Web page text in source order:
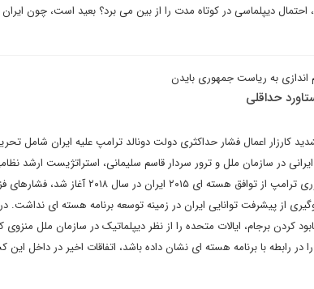
دیپلماسی در کوتاه مدت را از بین می برد؟ بعید است، چون
به ریاست جمهوری بایدن
حداقلی
مشخصه سال ۲۰۲۰ تشدید کارزار اعمال فشار حداکثری دولت دونالد ترامپ علیه ایران شامل
در سازمان ملل و ترور سردار قاسم سلیمانی، استراتژیست ارشد
کارزار که پس از خروج رئیس جمهوری ترامپ از توافق هسته ای ۲۰۱۵
از پیشرفت توانایی ایران در زمینه توسعه برنامه هسته ای
کردن برجام، ایالات متحده را از نظر دیپلماتیک در سازمان ملل
رابطه با برنامه هسته ای نشان داده باشد، اتفاقات اخیر در داخل این